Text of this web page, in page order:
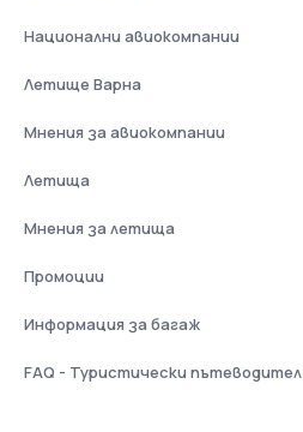
Национални авиокомпании
Летище Варна
Мнения за авиокомпании
Летища
Мнения за летища
Промоции
Информация за багаж
FAQ - Туристически пътеводител